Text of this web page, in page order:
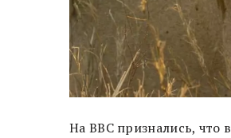
На BBC признались, что